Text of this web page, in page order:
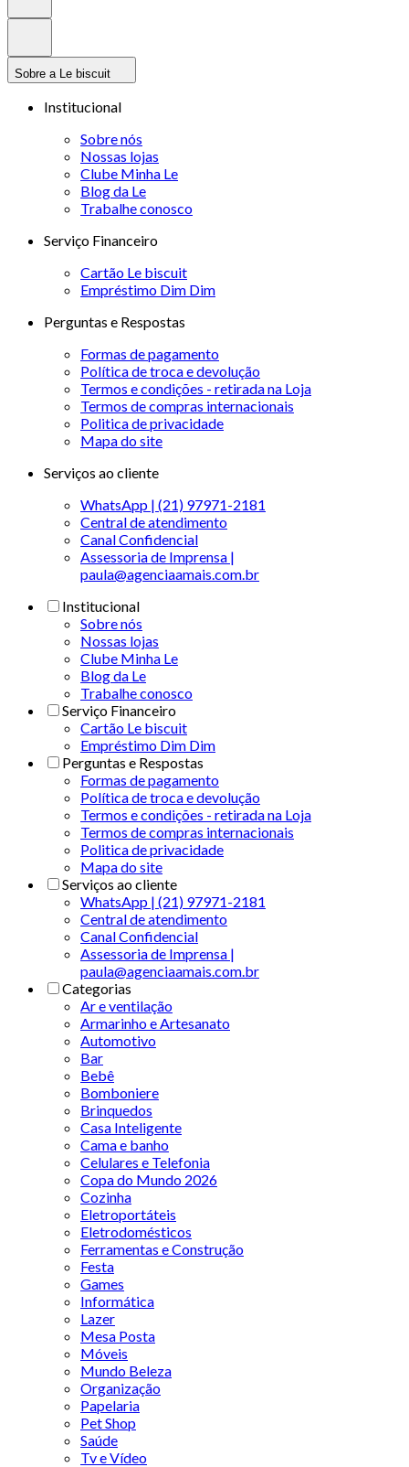
Sobre a Le biscuit
Institucional
Sobre nós
Nossas lojas
Clube Minha Le
Blog da Le
Trabalhe conosco
Serviço Financeiro
Cartão Le biscuit
Empréstimo Dim Dim
Perguntas e Respostas
Formas de pagamento
Política de troca e devolução
Termos e condições - retirada na Loja
Termos de compras internacionais
Politica de privacidade
Mapa do site
Serviços ao cliente
WhatsApp | (21) 97971-2181
Central de atendimento
Canal Confidencial
Assessoria de Imprensa |
paula@agenciaamais.com.br
Institucional
Sobre nós
Nossas lojas
Clube Minha Le
Blog da Le
Trabalhe conosco
Serviço Financeiro
Cartão Le biscuit
Empréstimo Dim Dim
Perguntas e Respostas
Formas de pagamento
Política de troca e devolução
Termos e condições - retirada na Loja
Termos de compras internacionais
Politica de privacidade
Mapa do site
Serviços ao cliente
WhatsApp | (21) 97971-2181
Central de atendimento
Canal Confidencial
Assessoria de Imprensa |
paula@agenciaamais.com.br
Categorias
Ar e ventilação
Armarinho e Artesanato
Automotivo
Bar
Bebê
Bomboniere
Brinquedos
Casa Inteligente
Cama e banho
Celulares e Telefonia
Copa do Mundo 2026
Cozinha
Eletroportáteis
Eletrodomésticos
Ferramentas e Construção
Festa
Games
Informática
Lazer
Mesa Posta
Móveis
Mundo Beleza
Organização
Papelaria
Pet Shop
Saúde
Tv e Vídeo